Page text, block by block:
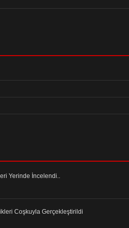
Yerinde İncelendi..
Coşkuyla Gerçekleştirildi